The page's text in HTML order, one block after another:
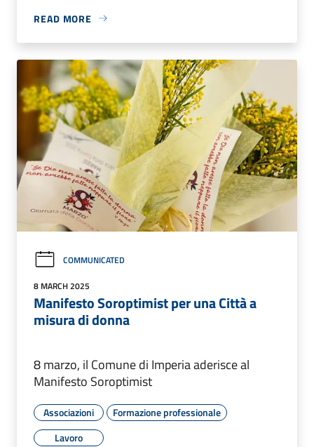
READ MORE
COMMUNICATED
8 MARCH 2025
Manifesto Soroptimist per una Città a
misura di donna
8 marzo, il Comune di Imperia aderisce al
Manifesto Soroptimist
Associazioni
Formazione professionale
Lavoro